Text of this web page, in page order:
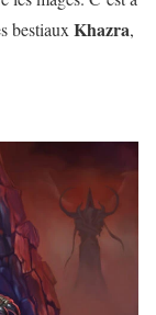
bestiaux Khazra,